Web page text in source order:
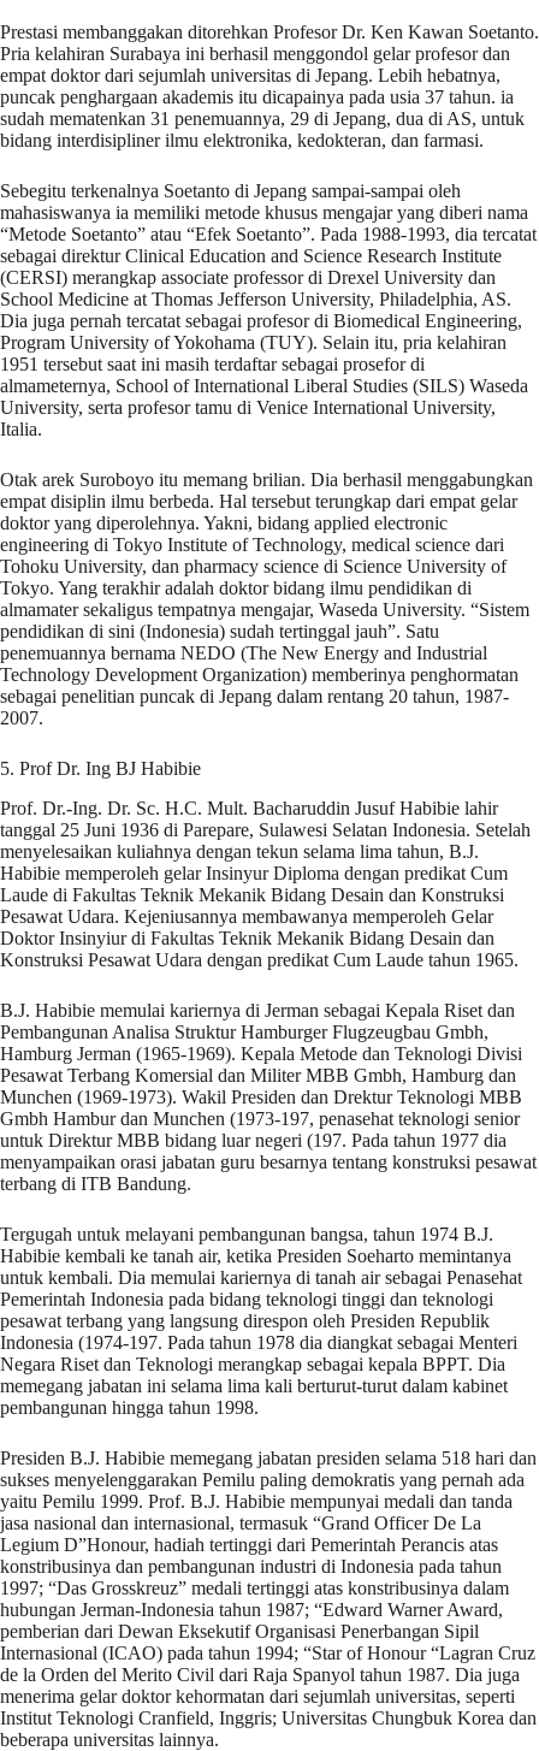
Prestasi membanggakan ditorehkan Profesor Dr. Ken Kawan Soetanto.
Pria kelahiran Surabaya ini berhasil menggondol gelar profesor dan
empat doktor dari sejumlah universitas di Jepang. Lebih hebatnya,
puncak penghargaan akademis itu dicapainya pada usia 37 tahun. ia
sudah mematenkan 31 penemuannya, 29 di Jepang, dua di AS, untuk
bidang interdisipliner ilmu elektronika, kedokteran, dan farmasi.
Sebegitu terkenalnya Soetanto di Jepang sampai-sampai oleh
mahasiswanya ia memiliki metode khusus mengajar yang diberi nama
“Metode Soetanto” atau “Efek Soetanto”. Pada 1988-1993, dia tercatat
sebagai direktur Clinical Education and Science Research Institute
(CERSI) merangkap associate professor di Drexel University dan
School Medicine at Thomas Jefferson University, Philadelphia, AS.
Dia juga pernah tercatat sebagai profesor di Biomedical Engineering,
Program University of Yokohama (TUY). Selain itu, pria kelahiran
1951 tersebut saat ini masih terdaftar sebagai prosefor di
almameternya, School of International Liberal Studies (SILS) Waseda
University, serta profesor tamu di Venice International University,
Italia.
Otak arek Suroboyo itu memang brilian. Dia berhasil menggabungkan
empat disiplin ilmu berbeda. Hal tersebut terungkap dari empat gelar
doktor yang diperolehnya. Yakni, bidang applied electronic
engineering di Tokyo Institute of Technology, medical science dari
Tohoku University, dan pharmacy science di Science University of
Tokyo. Yang terakhir adalah doktor bidang ilmu pendidikan di
almamater sekaligus tempatnya mengajar, Waseda University. “Sistem
pendidikan di sini (Indonesia) sudah tertinggal jauh”. Satu
penemuannya bernama NEDO (The New Energy and Industrial
Technology Development Organization) memberinya penghormatan
sebagai penelitian puncak di Jepang dalam rentang 20 tahun, 1987-
2007.
5. Prof Dr. Ing BJ Habibie
Prof. Dr.-Ing. Dr. Sc. H.C. Mult. Bacharuddin Jusuf Habibie lahir
tanggal 25 Juni 1936 di Parepare, Sulawesi Selatan Indonesia. Setelah
menyelesaikan kuliahnya dengan tekun selama lima tahun, B.J.
Habibie memperoleh gelar Insinyur Diploma dengan predikat Cum
Laude di Fakultas Teknik Mekanik Bidang Desain dan Konstruksi
Pesawat Udara. Kejeniusannya membawanya memperoleh Gelar
Doktor Insinyiur di Fakultas Teknik Mekanik Bidang Desain dan
Konstruksi Pesawat Udara dengan predikat Cum Laude tahun 1965.
B.J. Habibie memulai kariernya di Jerman sebagai Kepala Riset dan
Pembangunan Analisa Struktur Hamburger Flugzeugbau Gmbh,
Hamburg Jerman (1965-1969). Kepala Metode dan Teknologi Divisi
Pesawat Terbang Komersial dan Militer MBB Gmbh, Hamburg dan
Munchen (1969-1973). Wakil Presiden dan Drektur Teknologi MBB
Gmbh Hambur dan Munchen (1973-197, penasehat teknologi senior
untuk Direktur MBB bidang luar negeri (197. Pada tahun 1977 dia
menyampaikan orasi jabatan guru besarnya tentang konstruksi pesawat
terbang di ITB Bandung.
Tergugah untuk melayani pembangunan bangsa, tahun 1974 B.J.
Habibie kembali ke tanah air, ketika Presiden Soeharto memintanya
untuk kembali. Dia memulai kariernya di tanah air sebagai Penasehat
Pemerintah Indonesia pada bidang teknologi tinggi dan teknologi
pesawat terbang yang langsung direspon oleh Presiden Republik
Indonesia (1974-197. Pada tahun 1978 dia diangkat sebagai Menteri
Negara Riset dan Teknologi merangkap sebagai kepala BPPT. Dia
memegang jabatan ini selama lima kali berturut-turut dalam kabinet
pembangunan hingga tahun 1998.
Presiden B.J. Habibie memegang jabatan presiden selama 518 hari dan
sukses menyelenggarakan Pemilu paling demokratis yang pernah ada
yaitu Pemilu 1999. Prof. B.J. Habibie mempunyai medali dan tanda
jasa nasional dan internasional, termasuk “Grand Officer De La
Legium D”Honour, hadiah tertinggi dari Pemerintah Perancis atas
konstribusinya dan pembangunan industri di Indonesia pada tahun
1997; “Das Grosskreuz” medali tertinggi atas konstribusinya dalam
hubungan Jerman-Indonesia tahun 1987; “Edward Warner Award,
pemberian dari Dewan Eksekutif Organisasi Penerbangan Sipil
Internasional (ICAO) pada tahun 1994; “Star of Honour “Lagran Cruz
de la Orden del Merito Civil dari Raja Spanyol tahun 1987. Dia juga
menerima gelar doktor kehormatan dari sejumlah universitas, seperti
Institut Teknologi Cranfield, Inggris; Universitas Chungbuk Korea dan
beberapa universitas lainnya.